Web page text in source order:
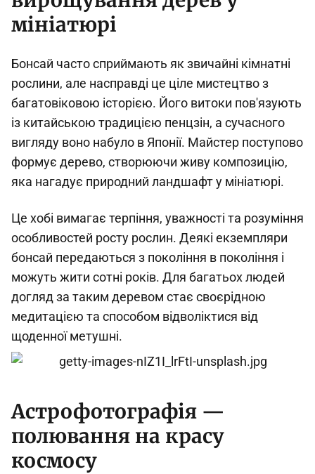
мініатюрі
Бонсай часто сприймають як звичайні кімнатні
рослини, але насправді це ціле мистецтво з
багатовіковою історією. Його витоки пов'язують
із китайською традицією пенцзін, а сучасного
вигляду воно набуло в Японії. Майстер поступово
формує дерево, створюючи живу композицію,
яка нагадує природний ландшафт у мініатюрі.
Це хобі вимагає терпіння, уважності та розуміння
особливостей росту рослин. Деякі екземпляри
бонсай передаються з покоління в покоління і
можуть жити сотні років. Для багатьох людей
догляд за таким деревом стає своєрідною
медитацією та способом відволіктися від
щоденної метушні.
Астрофотографія —
полювання на красу
космосу